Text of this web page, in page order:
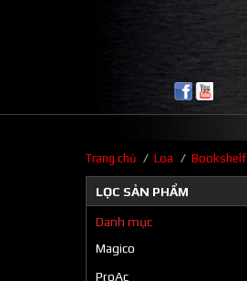
Trang chủ / Loa / Bookshelf
LỌC SẢN PHẨM
Danh mục
Magico
ProAc